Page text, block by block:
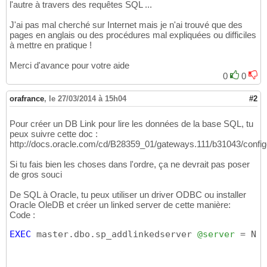
l'autre à travers des requêtes SQL ...
J'ai pas mal cherché sur Internet mais je n'ai trouvé que des
pages en anglais ou des procédures mal expliquées ou difficiles
à mettre en pratique !
Merci d'avance pour votre aide
0
0
orafrance, le 27/03/2014 à 15h04 #2
Pour créer un DB Link pour lire les données de la base SQL, tu
peux suivre cette doc :
http://docs.oracle.com/cd/B28359_01/gateways.111/b31043/
Si tu fais bien les choses dans l'ordre, ça ne devrait pas poser
de gros souci
De SQL à Oracle, tu peux utiliser un driver ODBC ou installer
Oracle OleDB et créer un linked server de cette manière:
Code :
EXEC master.dbo.sp_addlinkedserver @server = N